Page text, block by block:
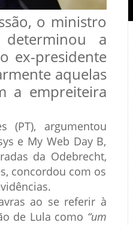
o ministro
a
ex-presidente
aquelas
a empreiteira
(PT), argumentou
e My Web Day B,
da Odebrecht,
concordou com os
ao se referir à
de Lula como “um